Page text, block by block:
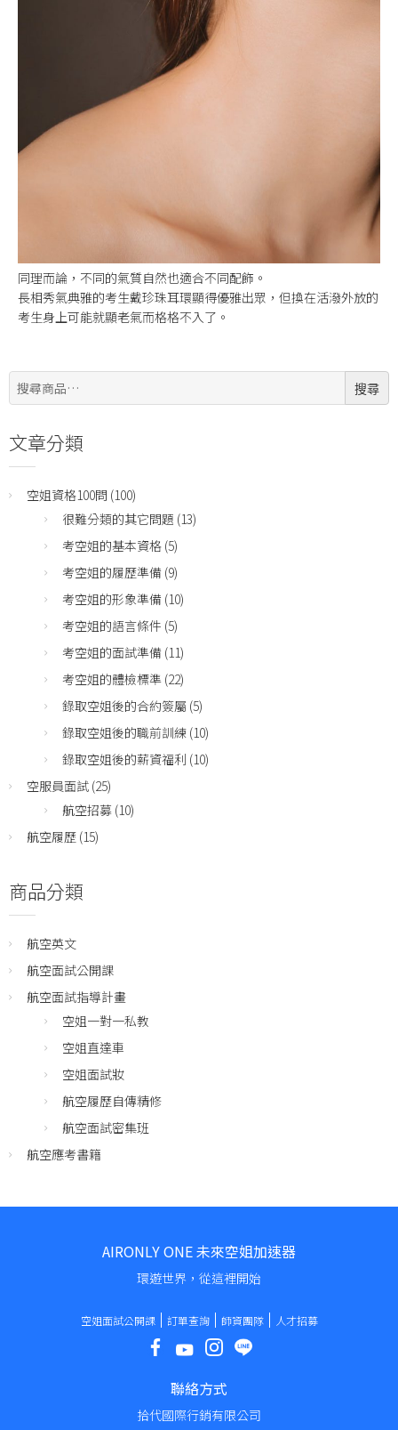
同理而論，不同的氣質自然也適合不同配飾。
長相秀氣典雅的考生戴珍珠耳環顯得優雅出眾，但換在活潑外放的
考生身上可能就顯老氣而格格不入了。
搜
尋:
搜尋
文章分類
空姐資格100問 (100)
很難分類的其它問題 (13)
考空姐的基本資格 (5)
考空姐的履歷準備 (9)
考空姐的形象準備 (10)
考空姐的語言條件 (5)
考空姐的面試準備 (11)
考空姐的體檢標準 (22)
錄取空姐後的合約簽屬 (5)
錄取空姐後的職前訓練 (10)
錄取空姐後的薪資福利 (10)
空服員面試 (25)
航空招募 (10)
航空履歷 (15)
商品分類
航空英文
航空面試公開課
航空面試指導計畫
空姐一對一私教
空姐直達車
空姐面試妝
航空履歷自傳精修
航空面試密集班
航空應考書籍
AIRONLY ONE 未來空姐加速器
環遊世界，從這裡開始
空姐面試公開課 訂單查詢 師資團隊 人才招募
聯絡方式
拾代國際行銷有限公司